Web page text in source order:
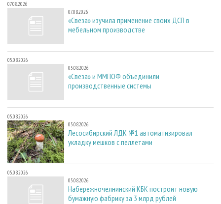
07.08.2026
07.08.2026
«Свеза» изучила применение своих ДСП в
мебельном производстве
05.08.2026
05.08.2026
«Свеза» и ММПОФ объединили
производственные системы
05.08.2026
05.08.2026
Лесосибирский ЛДК №1 автоматизировал
укладку мешков с пеллетами
05.08.2026
05.08.2026
Набережночелнинский КБК построит новую
бумажную фабрику за 3 млрд рублей